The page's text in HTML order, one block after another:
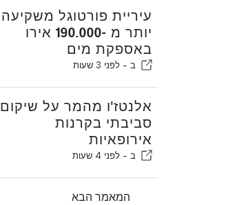
עיריית פורטוגל משקיעה
יותר מ -190.000 אירו
באספקת מים
ב - לפני 3 שעות
אלנטז'ו מהמר על שיקום
סביבתי בקרנות
אירופאיות
ב - לפני 4 שעות
המאמר הבא